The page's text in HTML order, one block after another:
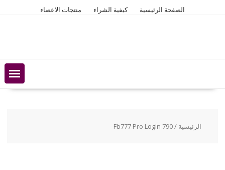
الصفحة الرئيسية كيفية الشراء منتجات الاعضاء
الرئيسية / Fb777 Pro Login 790